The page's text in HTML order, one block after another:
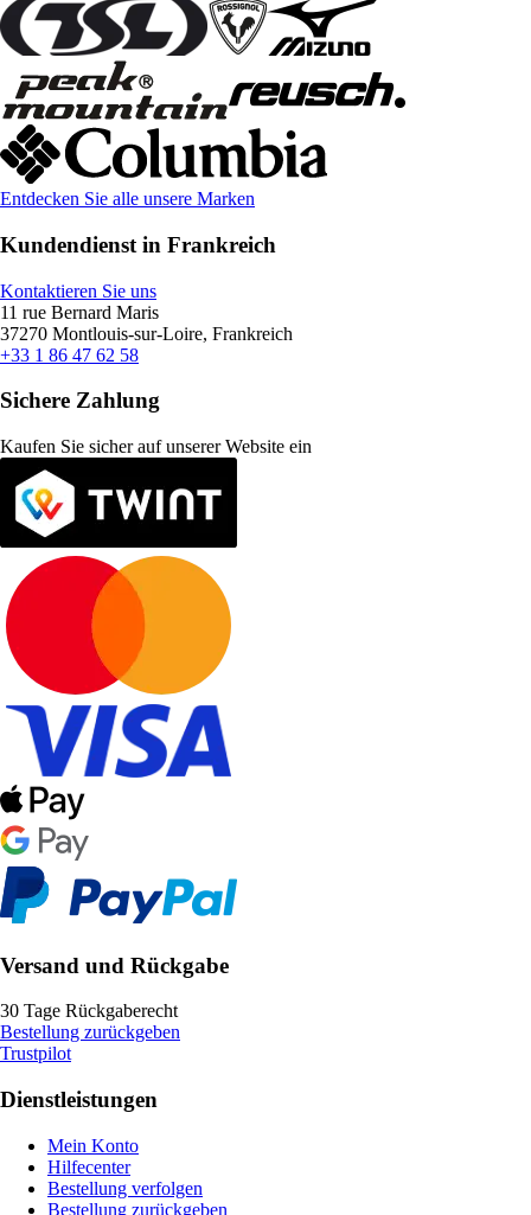
Entdecken Sie alle unsere Marken
Kundendienst in Frankreich
Kontaktieren Sie uns
11 rue Bernard Maris
37270 Montlouis-sur-Loire, Frankreich
+33 1 86 47 62 58
Sichere Zahlung
Kaufen Sie sicher auf unserer Website ein
Versand und Rückgabe
30 Tage Rückgaberecht
Bestellung zurückgeben
Trustpilot
Dienstleistungen
Mein Konto
Hilfecenter
Bestellung verfolgen
Bestellung zurückgeben